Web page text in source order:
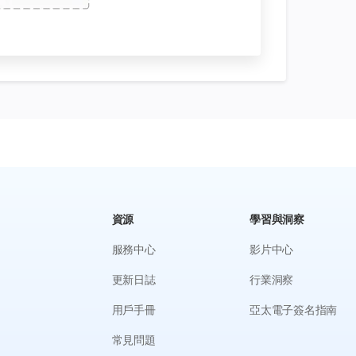
資源
服務中心
更新日誌
用戶手冊
常見問題
學習與洞察
影片中心
行業洞察
亞太電子簽名指南